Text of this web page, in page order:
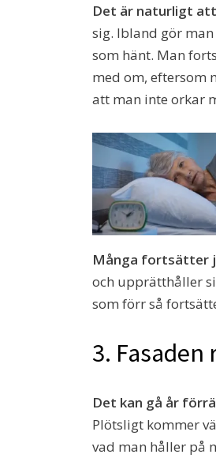
Det är naturligt
sig. Ibland gör
som hänt. Man
med om, eftersom
att man inte orkar
Många fortsätter
och upprätthåller
som förr så
3. Fasaden
Det kan gå år
Plötsligt kommer
vad man håller på